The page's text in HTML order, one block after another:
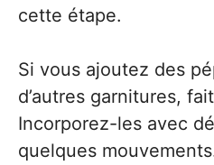
cette étape.
Si vous ajoutez des
d’autres garnitures,
Incorporez-les avec
quelques